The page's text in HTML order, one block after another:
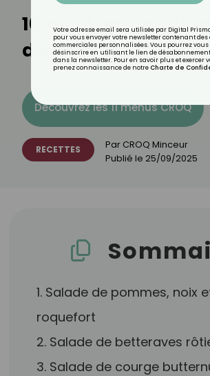
10 recettes de
d'automne
Découvrez les 11 menus CROQ
RECETTES Par CROQ Minceur
Publié le 25/09/2025
1. Salade de pommes, noix
roquefort
2. Salade de betteraves
3. Salade de courge
Votre adresse email sera utilisée par Digital
pour vous envoyer votre newsletter contenant des
commerciales personnalisées. Vous pourrez vous
désinscrire en utilisant le lien de
dans la newsletter. Pour en savoir plus et exercer
prenez connaissance de notre Charte de